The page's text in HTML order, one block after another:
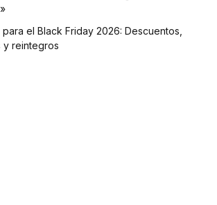
el Black Friday 2026: Descuentos,
y reintegros